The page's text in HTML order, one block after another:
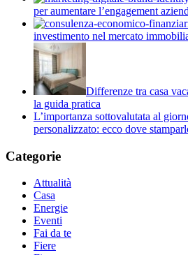
per aumentare l’engagement
investimento nel mercato
Differenze tra casa
la guida pratica
L’importanza sottovalutata al
personalizzato: ecco dove
Categorie
Attualità
Casa
Energie
Eventi
Fai da te
Fiere